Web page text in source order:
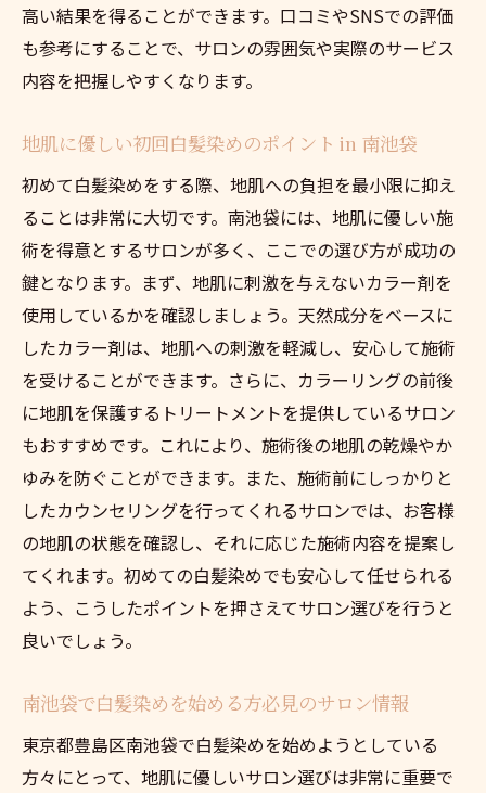
高い結果を得ることができます。口コミやSNSでの評価
も参考にすることで、サロンの雰囲気や実際のサービス
内容を把握しやすくなります。
地肌に優しい初回白髪染めのポイント in 南池袋
初めて白髪染めをする際、地肌への負担を最小限に抑え
ることは非常に大切です。南池袋には、地肌に優しい施
術を得意とするサロンが多く、ここでの選び方が成功の
鍵となります。まず、地肌に刺激を与えないカラー剤を
使用しているかを確認しましょう。天然成分をベースに
したカラー剤は、地肌への刺激を軽減し、安心して施術
を受けることができます。さらに、カラーリングの前後
に地肌を保護するトリートメントを提供しているサロン
もおすすめです。これにより、施術後の地肌の乾燥やか
ゆみを防ぐことができます。また、施術前にしっかりと
したカウンセリングを行ってくれるサロンでは、お客様
の地肌の状態を確認し、それに応じた施術内容を提案し
てくれます。初めての白髪染めでも安心して任せられる
よう、こうしたポイントを押さえてサロン選びを行うと
良いでしょう。
南池袋で白髪染めを始める方必見のサロン情報
東京都豊島区南池袋で白髪染めを始めようとしている
方々にとって、地肌に優しいサロン選びは非常に重要で